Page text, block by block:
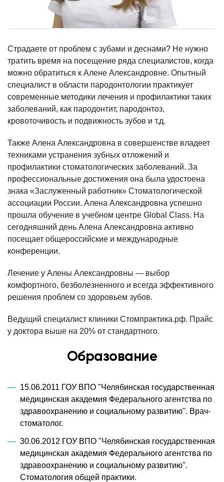
Страдаете от проблем с зубами и деснами? Не нужно
тратить время на посещение ряда специалистов, когда
можно обратиться к Алене Александровне. Опытный
специалист в области пародонтологии практикует
современные методики лечения и профилактики таких
заболеваний, как пародонтит, пародонтоз,
кровоточивость и подвижность зубов и т.д.
Также Алена Александровна в совершенстве владеет
техниками устранения зубных отложений и
профилактики стоматологических заболеваний. За
профессиональные достижения она была удостоена
знака «Заслуженный работник» Стоматологической
ассоциации России. Алена Александровна успешно
прошла обучение в учебном центре Global Class. На
сегодняшний день Алена Александровна активно
посещает общероссийские и международные
конференции.
Лечение у Алены Александровны — выбор
комфортного, безболезненного и всегда эффективного
решения проблем со здоровьем зубов.
Ведущий специалист клиники Стомпрактика.рф. Прайс
у доктора выше на 20% от стандартного.
Образование
15.06.2011 ГОУ ВПО "Челябинская государственная
медицинская академия Федерального агентства по
здравоохранению и социальному развитию". Врач-
стоматолог.
30.06.2012 ГОУ ВПО "Челябинская государственная
медицинская академия Федерального агентства по
здравоохранению и социальному развитию".
Стоматология общей практики.